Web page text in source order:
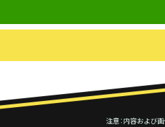
注意：内容および